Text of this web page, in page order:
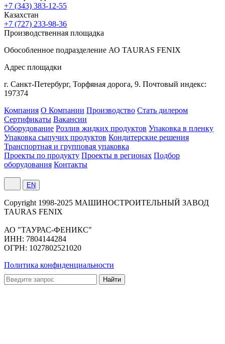
+7 (343) 383-12-55
Казахстан
+7 (727) 233-98-36
Производственная площадка
Обособленное подразделение АО TAURAS FENIX
Адрес площадки
г. Санкт-Петербург, Торфяная дорога, 9. Почтовый индекс:
197374
Компания О Компании Производство Стать дилером
Сертификаты Вакансии
Оборудование Розлив жидких продуктов Упаковка в пленку
Упаковка сыпучих продуктов Кондитерские решения
Транспортная и групповая упаковка
Проекты по продукту Проекты в регионах Подбор
оборудования Контакты
EN
Сopyright 1998-2025 МАШИНОСТРОИТЕЛЬНЫЙ ЗАВОД
TAURAS FENIX
АО "ТАУРАС-ФЕНИКС"
ИНН: 7804144284
ОГРН: 1027802521020
Политика конфиденциальности